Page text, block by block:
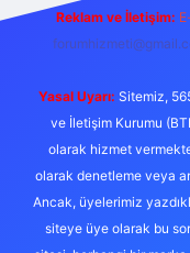
Reklam ve İletişim:
Yasal Uyarı: Sitemiz,
ve İletişim Kurumu
olarak hizmet
olarak denetleme veya
Ancak, üyelerimiz
siteye üye olarak bu